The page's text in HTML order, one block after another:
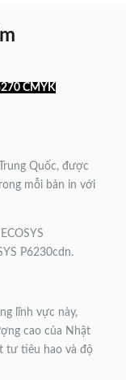
CMYK
Quốc, được
mỗi bản in với
P6230cdn.
lĩnh vực này,
cao của Nhật
tư tiêu hao và độ